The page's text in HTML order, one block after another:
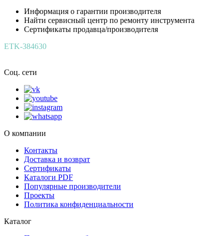
Информация о гарантии производителя
Найти сервисный центр по ремонту инструмента
Сертификаты продавца/производителя
ETK-384630
Соц. сети
О компании
Контакты
Доставка и возврат
Сертификаты
Каталоги PDF
Популярные производители
Проекты
Политика конфиденциальности
Каталог